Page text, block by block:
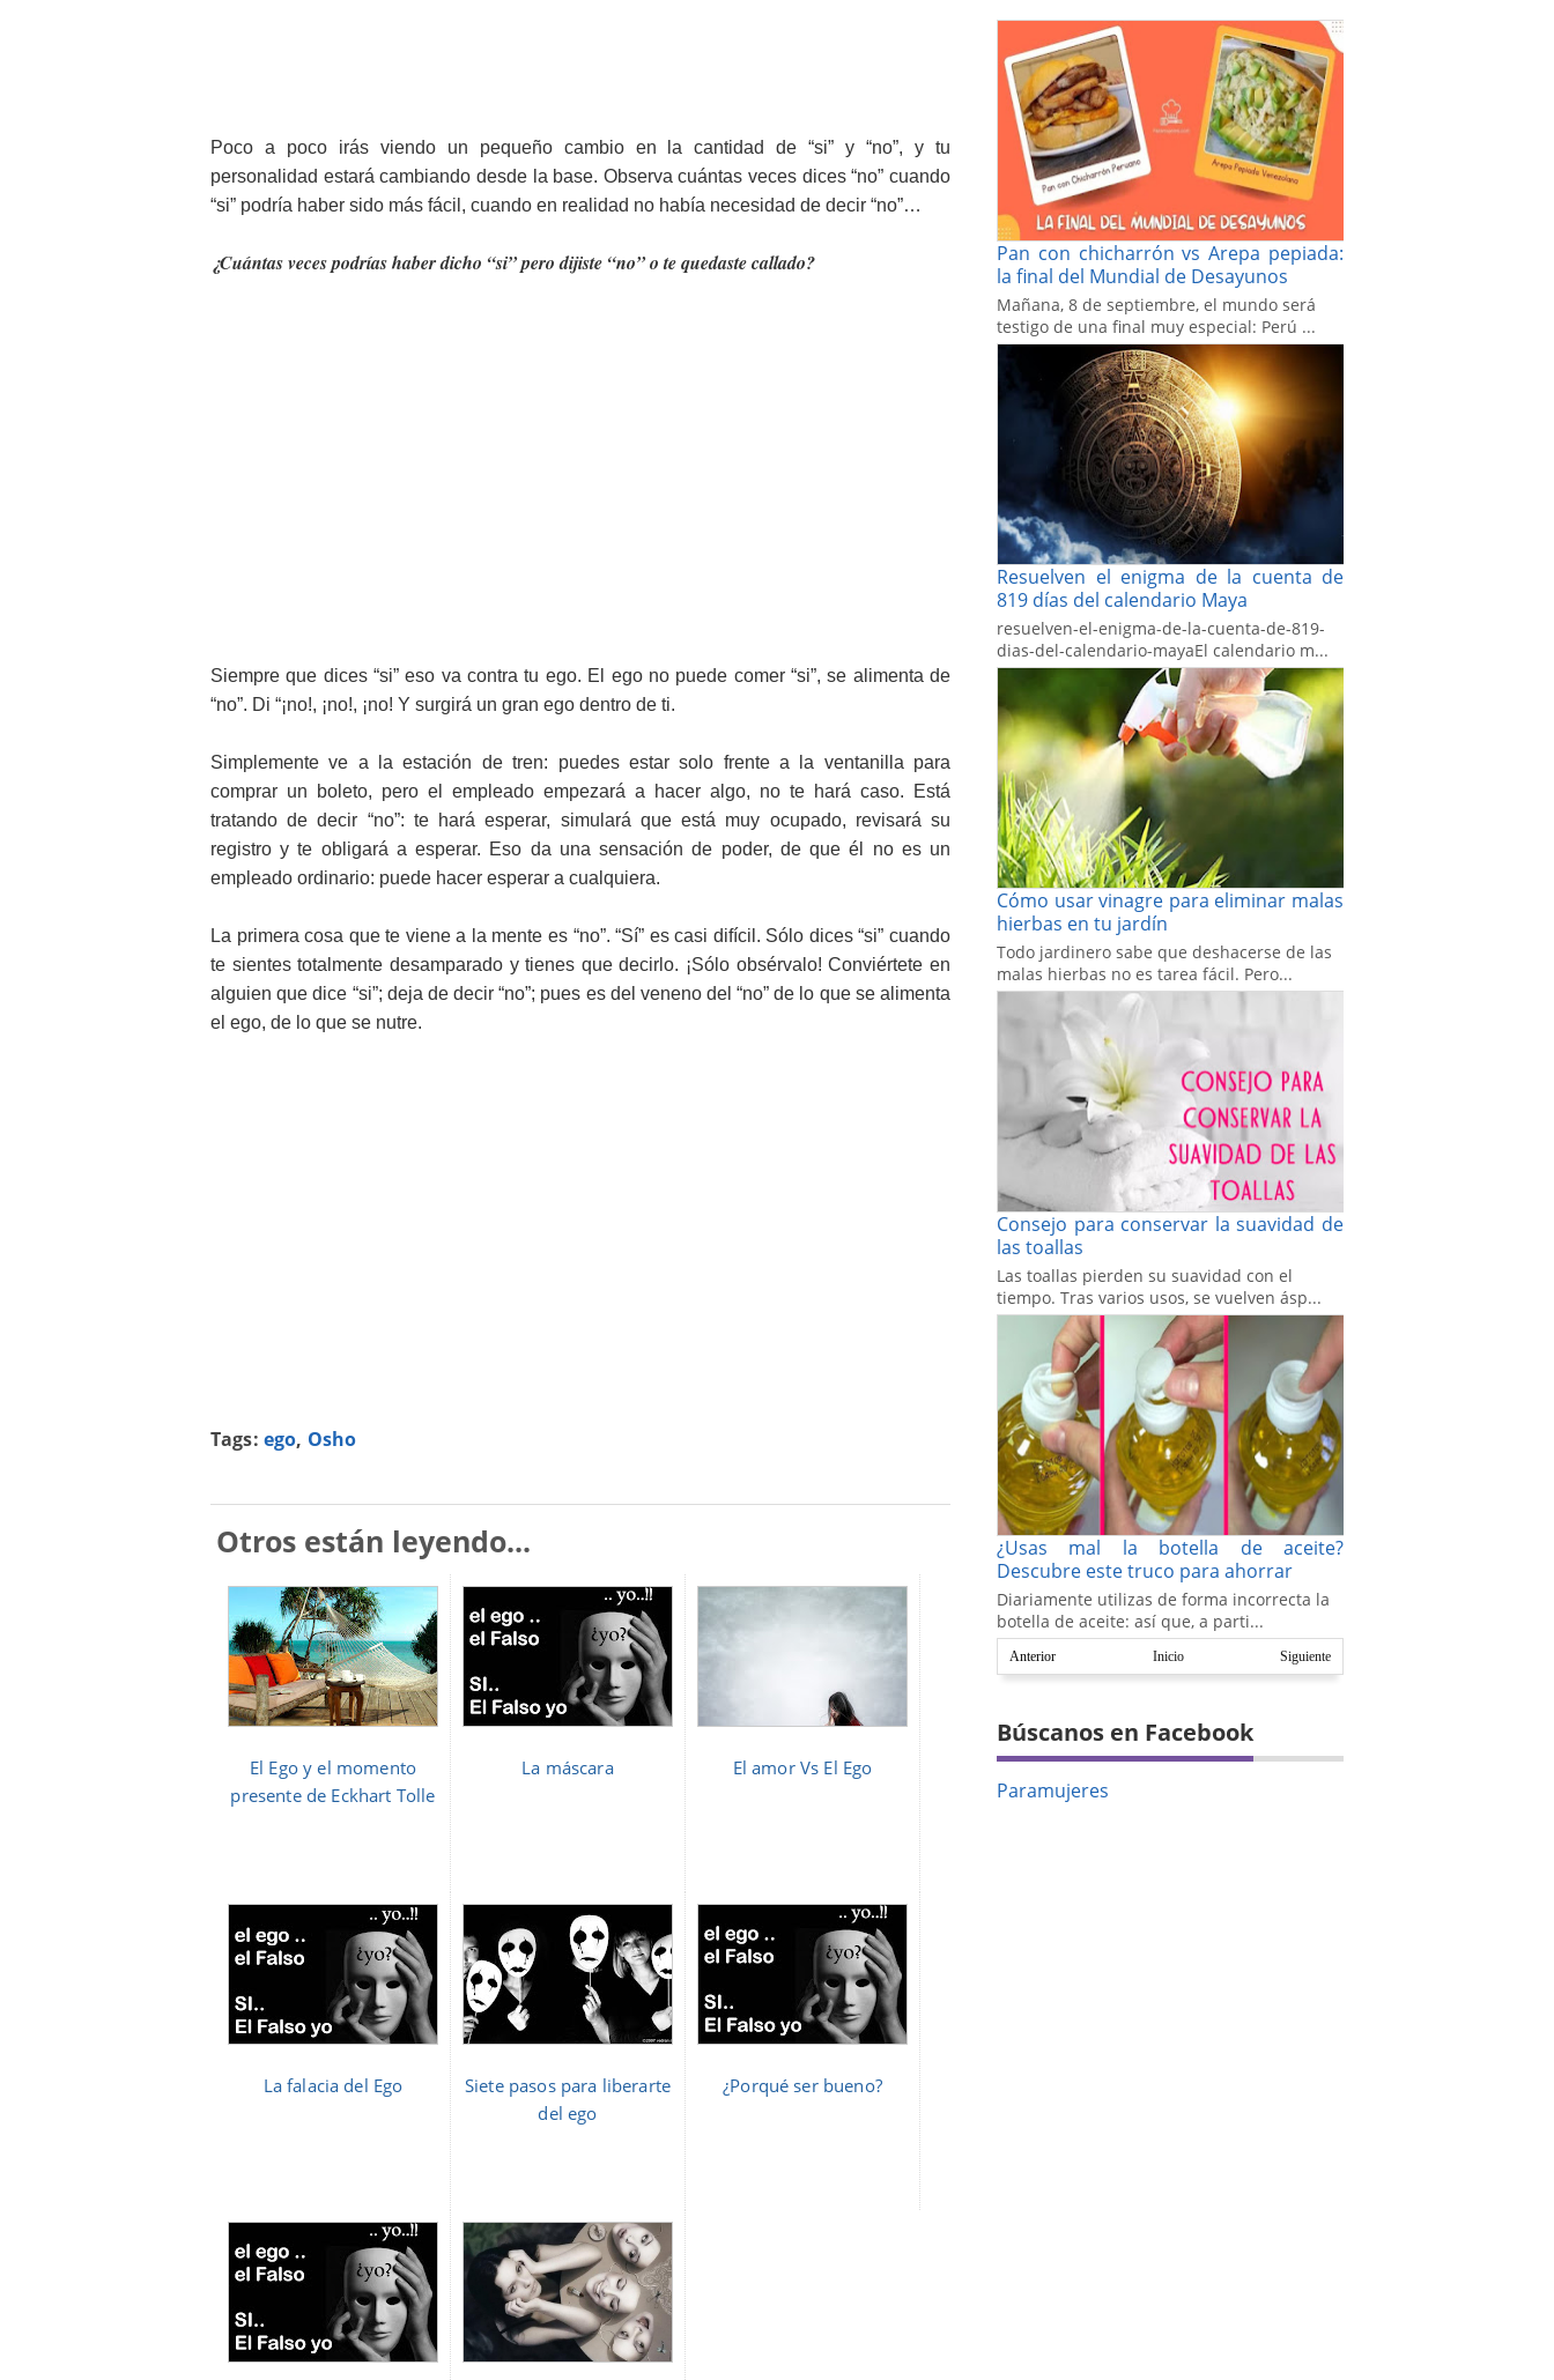
Poco a poco irás viendo un pequeño cambio en la cantidad de “si” y “no”, y tu
personalidad estará cambiando desde la base. Observa cuántas veces dices “no” cuando
“si” podría haber sido más fácil, cuando en realidad no había necesidad de decir “no”…
¿Cuántas veces podrías haber dicho “si” pero dijiste “no” o te quedaste callado?
Siempre que dices “si” eso va contra tu ego. El ego no puede comer “si”, se alimenta de
“no”. Di “¡no!, ¡no!, ¡no! Y surgirá un gran ego dentro de ti.
Simplemente ve a la estación de tren: puedes estar solo frente a la ventanilla para
comprar un boleto, pero el empleado empezará a hacer algo, no te hará caso. Está
tratando de decir “no”: te hará esperar, simulará que está muy ocupado, revisará su
registro y te obligará a esperar. Eso da una sensación de poder, de que él no es un
empleado ordinario: puede hacer esperar a cualquiera.
La primera cosa que te viene a la mente es “no”. “Sí” es casi difícil. Sólo dices “si” cuando
te sientes totalmente desamparado y tienes que decirlo. ¡Sólo obsérvalo! Conviértete en
alguien que dice “si”; deja de decir “no”; pues es del veneno del “no” de lo que se alimenta
el ego, de lo que se nutre.
Tags: ego, Osho
Otros están leyendo...
El Ego y el momento
presente de Eckhart Tolle
La máscara El amor Vs El Ego
La falacia del Ego
Siete pasos para liberarte
del ego
¿Porqué ser bueno?
Pan con chicharrón vs Arepa pepiada:
la final del Mundial de Desayunos
Mañana, 8 de septiembre, el mundo será
testigo de una final muy especial: Perú ...
Resuelven el enigma de la cuenta de
819 días del calendario Maya
resuelven-el-enigma-de-la-cuenta-de-819-
dias-del-calendario-mayaEl calendario m...
Cómo usar vinagre para eliminar malas
hierbas en tu jardín
Todo jardinero sabe que deshacerse de las
malas hierbas no es tarea fácil. Pero...
Consejo para conservar la suavidad de
las toallas
Las toallas pierden su suavidad con el
tiempo. Tras varios usos, se vuelven ásp...
¿Usas mal la botella de aceite?
Descubre este truco para ahorrar
Diariamente utilizas de forma incorrecta la
botella de aceite: así que, a parti...
Anterior Siguiente
Inicio
Búscanos en Facebook
Paramujeres